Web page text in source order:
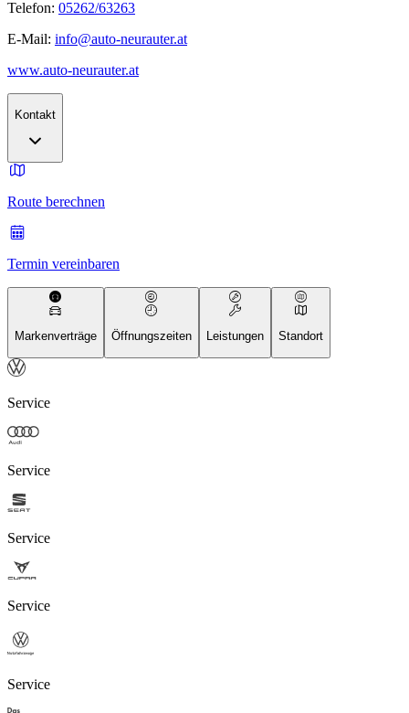
Telefon: 05262/63263
E-Mail: info@auto-neurauter.at
www.auto-neurauter.at
Kontakt
Route berechnen
Termin vereinbaren
Markenverträge Öffnungszeiten Leistungen Standort
Service
Service
Service
Service
Service